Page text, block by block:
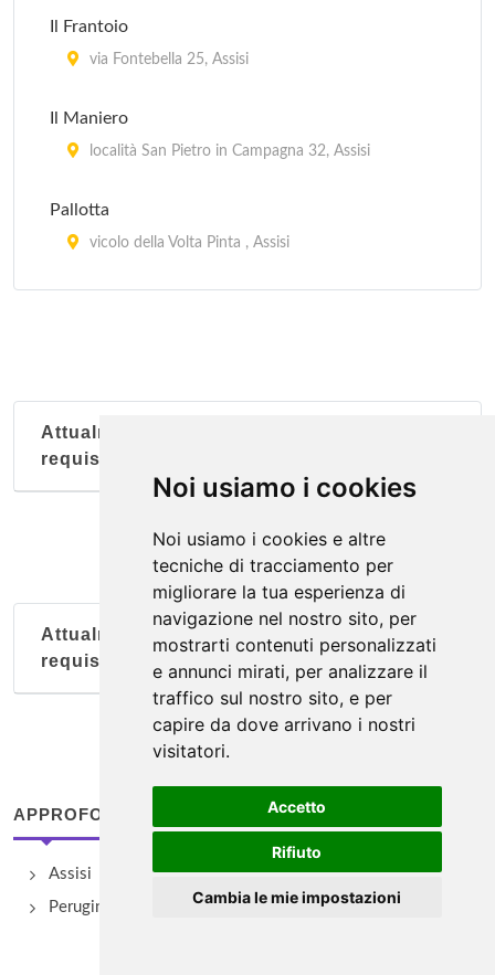
Noi usiamo i cookies
Noi usiamo i cookies e altre
tecniche di tracciamento per
migliorare la tua esperienza di
navigazione nel nostro sito, per
mostrarti contenuti personalizzati
e annunci mirati, per analizzare il
traffico sul nostro sito, e per
capire da dove arrivano i nostri
visitatori.
Accetto
Rifiuto
Cambia le mie impostazioni
Il Frantoio
via Fontebella 25, Assisi
Il Maniero
località San Pietro in Campagna 32, Assisi
Pallotta
vicolo della Volta Pinta , Assisi
Attualmente nessun soggetto con questi
requisiti
Attualmente nessun soggetto con questi
requisiti
APPROFONDIMENTI
Assisi
Perugini famosi